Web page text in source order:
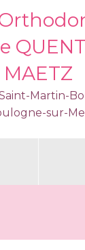
MAETZ
Martin-
sur-